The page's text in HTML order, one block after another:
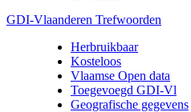
GDI-Vlaanderen Trefwoorden
Herbruikbaar
Kosteloos
Vlaamse Open data
Toegevoegd GDI-Vl
Geografische gegevens